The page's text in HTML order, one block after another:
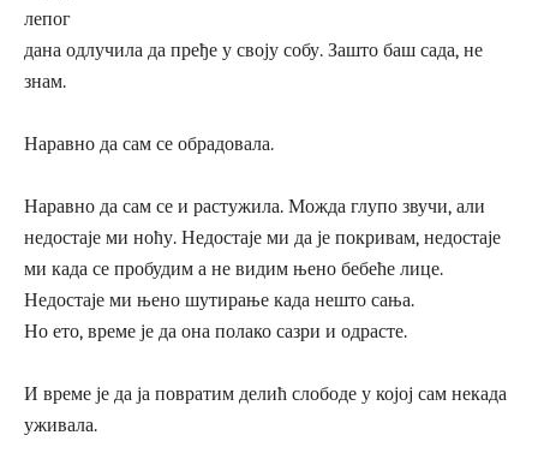
лепог
дана одлучила да пређе у своју собу. Зашто баш сада, не
знам.
Наравно да сам се обрадовала.
Наравно да сам се и растужила. Можда глупо звучи, али
недостаје ми ноћу. Недостаје ми да је покривам, недостаје
ми када се пробудим а не видим њено бебеће лице.
Недостаје ми њено шутирање када нешто сања.
Но ето, време је да она полако сазри и одрасте.
И време је да ја повратим делић слободе у којој сам некада
уживала.